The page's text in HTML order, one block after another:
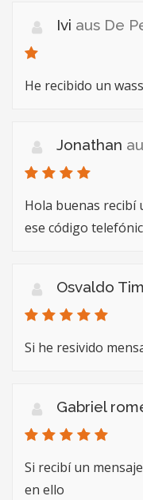
Ivi aus De
He recibido un
Jonathan
Hola buenas recibí
ese código
Osvaldo
Si he resivido
Gabriel
Si recibí un
en ello